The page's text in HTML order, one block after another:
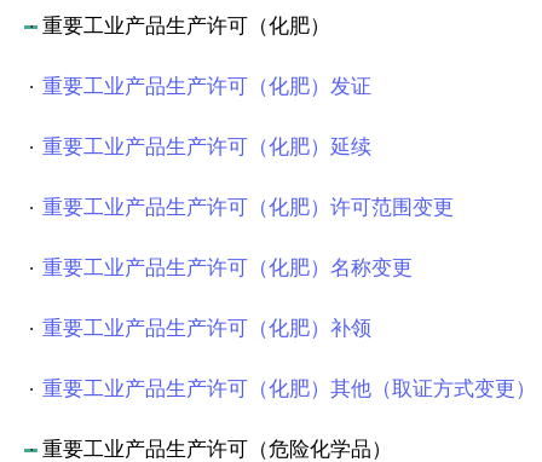
重要工业产品生产许可（化肥）
重要工业产品生产许可（化肥）发证
重要工业产品生产许可（化肥）延续
重要工业产品生产许可（化肥）许可范围变更
重要工业产品生产许可（化肥）名称变更
重要工业产品生产许可（化肥）补领
重要工业产品生产许可（化肥）其他（取证方式变更）
重要工业产品生产许可（危险化学品）